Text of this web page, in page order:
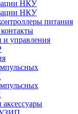
НКУ
НКУ
питания
и управления